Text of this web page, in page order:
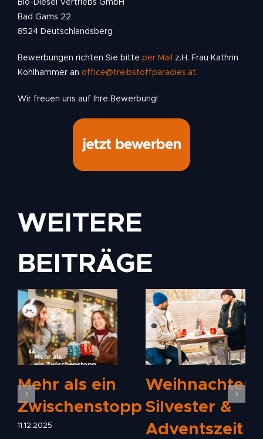
Bio-Diesel Vertriebs GmbH
Bad Gams 22
8524 Deutschlandsberg
Bewerbungen richten Sie bitte per Mail
z.H. Frau Kathrin
Kohlhammer an office@treibstoffparadies.at.
Wir freuen uns auf Ihre Bewerbung!
WEITERE
BEITRÄGE
Mehr als ein
Zwischenstopp
11.12.2025
Weihnachten,
Silvester &
Adventszeit